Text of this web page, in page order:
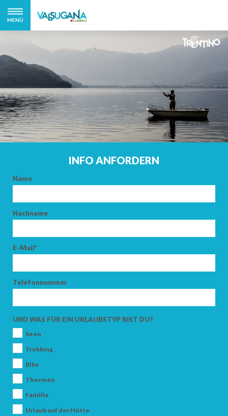
MENÜ
INFO ANFORDERN
Name
Nachname
E-Mail*
Telefonnummer
UND WAS FÜR EIN URLAUBSTYP BIST DU?
Seen
Trekking
Bike
Thermen
Familie
Urlaub auf der Hütte